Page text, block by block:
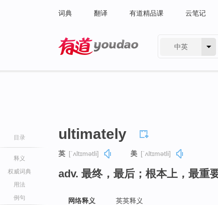
词典 翻译 有道精品课 云笔记
中英
目录
释义
权威词典
用法
例句
ultimately
英 [ˈʌltɪmətli] 美 [ˈʌltɪmətli]
adv. 最终，最后；根本上，最重
网络释义 英英释义